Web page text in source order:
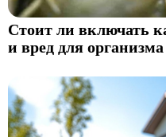
Стоит ли включать
и вред для организма